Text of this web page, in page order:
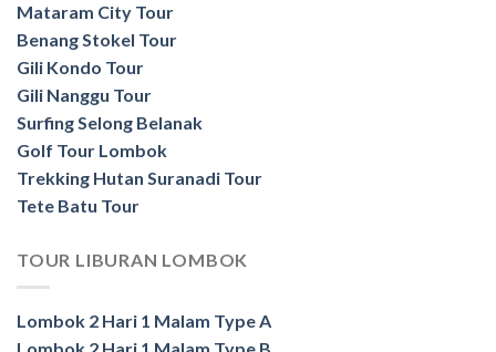
Mataram City Tour
Benang Stokel Tour
Gili Kondo Tour
Gili Nanggu Tour
Surfing Selong Belanak
Golf Tour Lombok
Trekking Hutan Suranadi Tour
Tete Batu Tour
TOUR LIBURAN LOMBOK
Lombok 2 Hari 1 Malam Type A
Lombok 2 Hari 1 Malam Type B